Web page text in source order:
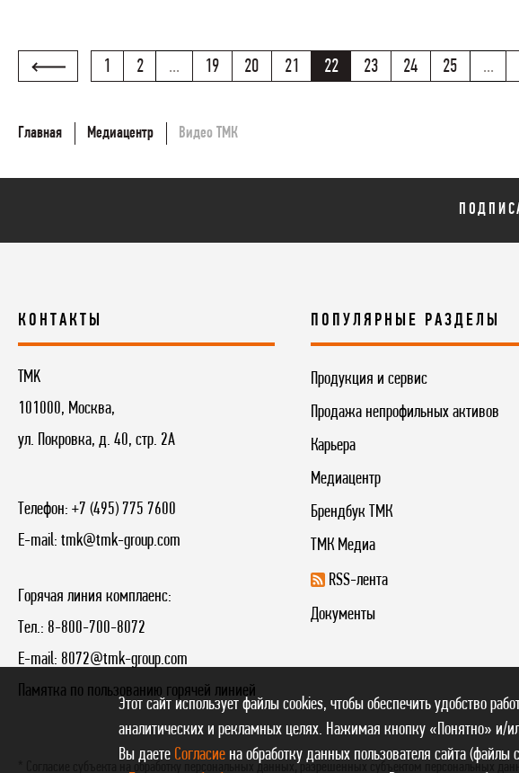
1 2 ... 19 20 21 22 23 24 25 ...
Главная Медиацентр Видео ТМК
КОНТАКТЫ
TMK
101000, Москва,
ул. Покровка, д. 40, стр. 2А
Телефон: +7 (495) 775 7600
E-mail: tmk@tmk-group.com
Горячая линия комплаенс:
Тел.: 8-800-700-8072
E-mail: 8072@tmk-group.com
Памятка по пользованию горячей линией
ПОПУЛЯРНЫЕ РАЗДЕЛЫ
Продукция и сервис
Продажа непрофильных активов
Карьера
Медиацентр
Брендбук ТМК
ТМК Медиа
RSS-лента
Документы
* Согласие субъекта на обработку персональных данных, разрешенных субъектом персональных
Этот сайт использует файлы cookies, чтобы обеспечить удобство
аналитических и рекламных целях. Нажимая кнопку «Понятно» и/
Вы даете Согласиена обработку данных пользователя сайта (файлы